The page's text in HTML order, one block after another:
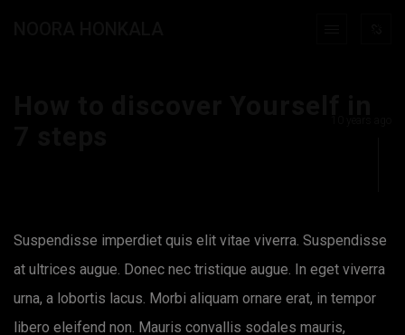
Suspendisse imperdiet quis elit vitae viverra. Suspendisse
at ultrices augue. Donec nec tristique augue. In eget viverra
urna, a lobortis lacus. Morbi aliquam ornare erat, in tempor
libero eleifend non. Mauris convallis sodales mauris,